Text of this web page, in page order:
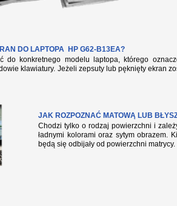
DO LAPTOPA HP G62-B13EA?
do konkretnego modelu laptopa, którego
klawiatury. Jeżeli zepsuty lub pęknięty ekran
JAK ROZPOZNAĆ MATOWĄ LUB
Chodzi tylko o rodzaj powierzchni i
ładnymi kolorami oraz sytym obrazem.
będą się odbijały od powierzchni matrycy.